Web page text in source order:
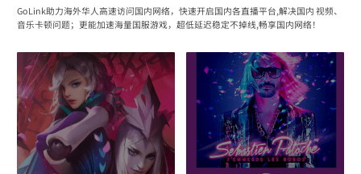
GoLink助力海外华人高速访问国内网络，快速开启国内各直播平台,解决国内 视频、
音乐卡顿问题；更能加速海量国服游戏，超低延迟稳定不掉线,畅享国内网络！